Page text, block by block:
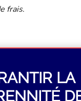
frais.
LA